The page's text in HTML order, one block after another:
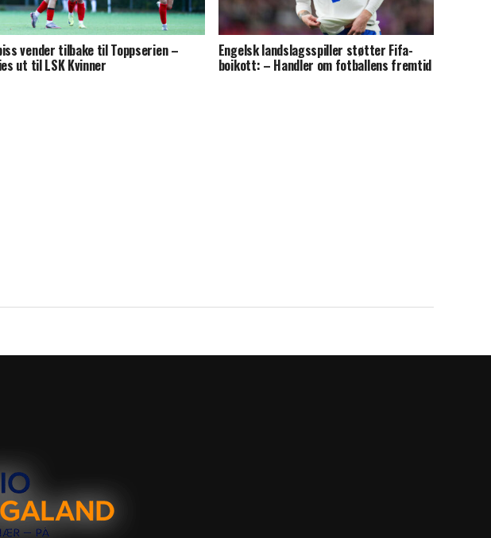
vender tilbake til Toppserien –
ut til LSK Kvinner
Engelsk landslagsspiller støtter Fifa-
boikott: – Handler om fotballens fremtid